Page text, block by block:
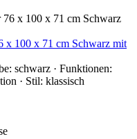
x 100 x 71 cm Schwarz mit
schwarz · Funktionen:
· Stil: klassisch